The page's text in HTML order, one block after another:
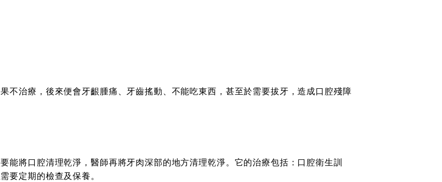
不治療，後來便會牙齦腫痛、牙齒搖動、不能吃東西，甚至於需要拔牙，造成口腔殘障
能將口腔清理乾淨，醫師再將牙肉深部的地方清理乾淨。它的治療包括：口腔衛生訓
要定期的檢查及保養。